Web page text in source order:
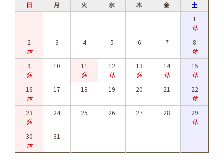
日 月 火 水 木 金
土
1
休
2
休
3 4 5 6 7
8
休
9
休
10
11
休
12
休
13
休
14
休
15
休
16
休
17 18 19 20 21
22
休
23
休
24 25 26 27 28
29
休
30
休
31